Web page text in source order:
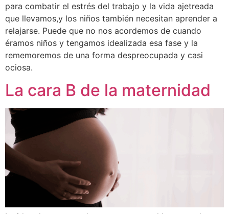
para combatir el estrés del trabajo y la vida ajetreada
que llevamos,y los niños también necesitan aprender a
relajarse. Puede que no nos acordemos de cuando
éramos niños y tengamos idealizada esa fase y la
rememoremos de una forma despreocupada y casi
ociosa.
La cara B de la maternidad